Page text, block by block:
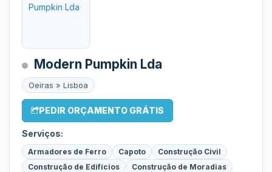
Modern Pumpkin Lda
Oeiras » Lisboa
PEDIR ORÇAMENTO GRÁTIS
Serviços:
Armadores de Ferro Capoto
Construção Civil
Construção de Edifícios
Construção de Moradias